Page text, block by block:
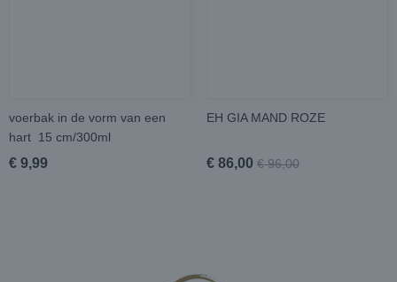
voerbak in de vorm van een
hart 15 cm/300ml
€ 9,99
EH GIA MAND ROZE
€ 86,00 € 96,00